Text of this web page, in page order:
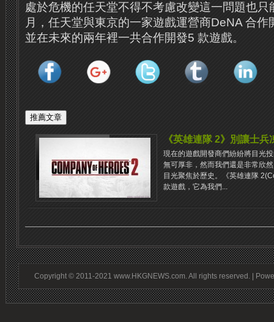
處於危機的任天堂不得不考慮改變這一問題也
月，任天堂與東京的一家遊戲運營商DeNA 合
並在未來的兩年裡一共合作開發5 款遊戲。
《英雄連隊 2》別讓士兵
現在的遊戲開發商們紛紛將目光
無可厚非，然而我們還是非常欣
目光聚焦於歷史。《英雄連隊
款遊戲，它為我們...
Copyright © 2011-2021 www.HKGNEWS.com. All rights reserved. |